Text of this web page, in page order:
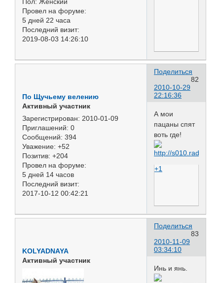
Провел на форуме:
5 дней 22 часа
Последний визит:
2019-08-03 14:26:10
Поделиться
82
2010-10-29
22:16:36
По Щучьему велению
Активный участник
Зарегистрирован: 2010-01-09
Приглашений: 0
Сообщений: 394
Уважение: +52
Позитив: +204
Провел на форуме:
5 дней 14 часов
Последний визит:
2017-10-12 00:42:21
А мои
пацаны спят
воть где!
+1
Поделиться
83
2010-11-09
03:34:10
KOLYADNAYA
Активный участник
Инь и янь.